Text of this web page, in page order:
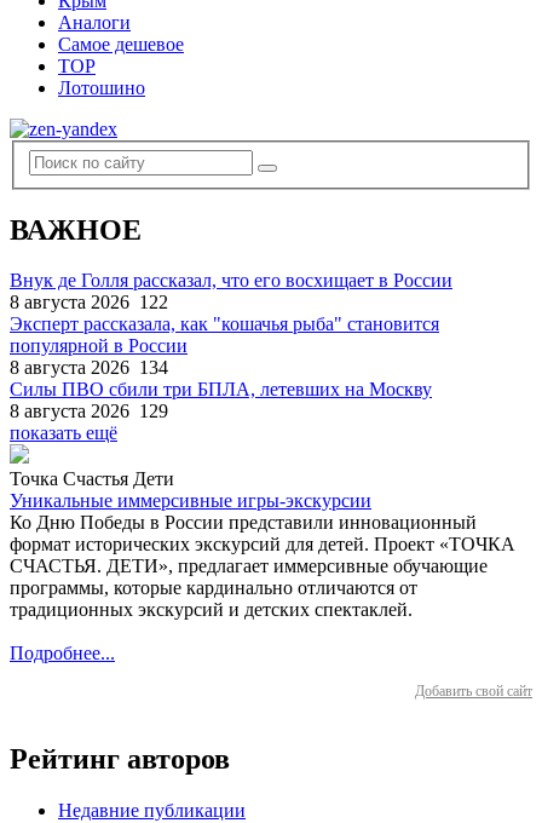
Аналоги
Самое дешевое
TOP
Лотошино
ВАЖНОЕ
Внук де Голля рассказал, что его восхищает в России
8 августа 2026 122
Эксперт рассказала, как "кошачья рыба" становится
популярной в России
8 августа 2026 134
Силы ПВО сбили три БПЛА, летевших на Москву
8 августа 2026 129
показать ещё
Точка Счастья Дети
Уникальные иммерсивные игры-экскурсии
Ко Дню Победы в России представили инновационный
формат исторических экскурсий для детей. Проект «ТОЧКА
СЧАСТЬЯ. ДЕТИ», предлагает иммерсивные обучающие
программы, которые кардинально отличаются от
традиционных экскурсий и детских спектаклей.
Подробнее...
Добавить свой сайт
Рейтинг авторов
Недавние публикации